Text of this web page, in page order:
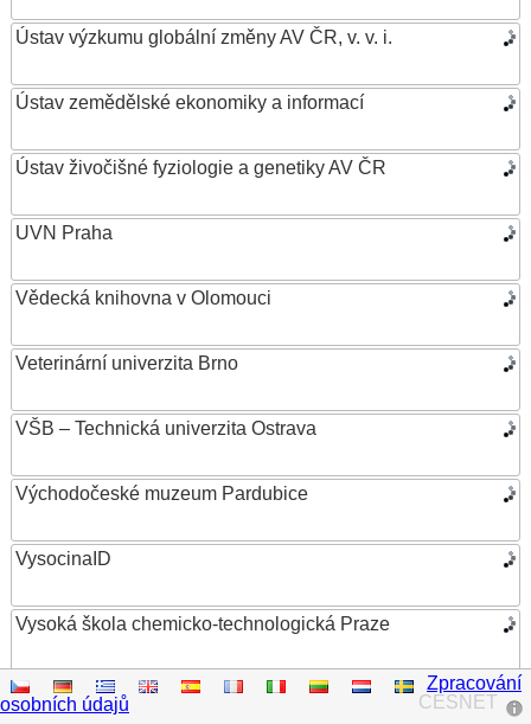
Ústav výzkumu globální změny AV ČR, v. v. i.
Ústav zemědělské ekonomiky a informací
Ústav živočišné fyziologie a genetiky AV ČR
UVN Praha
Vědecká knihovna v Olomouci
Veterinární univerzita Brno
VŠB – Technická univerzita Ostrava
Východočeské muzeum Pardubice
VysocinaID
Vysoká škola chemicko-technologická Praze
Vysoká škola ekonomická v Praze
CESNET
Zpracování
osobních údajů